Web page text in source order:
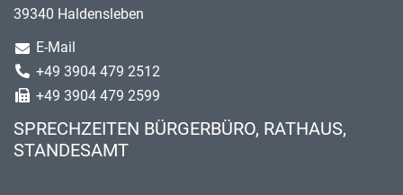
39340 Haldensleben
E-Mail
+49 3904 479 2512
+49 3904 479 2599
SPRECHZEITEN BÜRGERBÜRO, RATHAUS,
STANDESAMT